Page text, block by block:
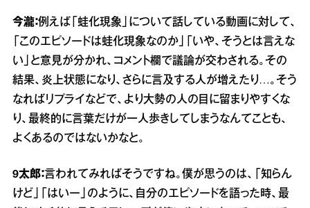
今瀧：例えば「蛙化現象」について話している動画に対して、
「このエピソードは蛙化現象なのか」「いや、そうとは言えな
い」と意見が分かれ、コメント欄で議論が交わされる。その
結果、炎上状態になり、さらに言及する人が増えたり…。そう
なればリプライなどで、より大勢の人の目に留まりやすくな
り、最終的に言葉だけが一人歩きしてしまうなんてことも、
よくあるのではないかなと。
9太郎：言われてみればそうですね。僕が思うのは、「知らん
けど」「はいー」のように、自分のエピソードを語った時、最